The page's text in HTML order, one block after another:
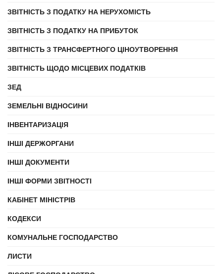
ЗВІТНІСТЬ З ПОДАТКУ НА НЕРУХОМІСТЬ
ЗВІТНІСТЬ З ПОДАТКУ НА ПРИБУТОК
ЗВІТНІСТЬ З ТРАНСФЕРТНОГО ЦІНОУТВОРЕННЯ
ЗВІТНІСТЬ ЩОДО МІСЦЕВИХ ПОДАТКІВ
ЗЕД
ЗЕМЕЛЬНІ ВІДНОСИНИ
ІНВЕНТАРИЗАЦІЯ
ІНШІ ДЕРЖОРГАНИ
ІНШІ ДОКУМЕНТИ
ІНШІ ФОРМИ ЗВІТНОСТІ
КАБІНЕТ МІНІСТРІВ
КОДЕКСИ
КОМУНАЛЬНЕ ГОСПОДАРСТВО
ЛИСТИ